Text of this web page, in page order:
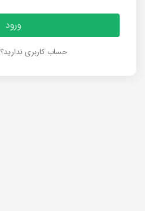
ورود
حساب کاربری ندارید؟